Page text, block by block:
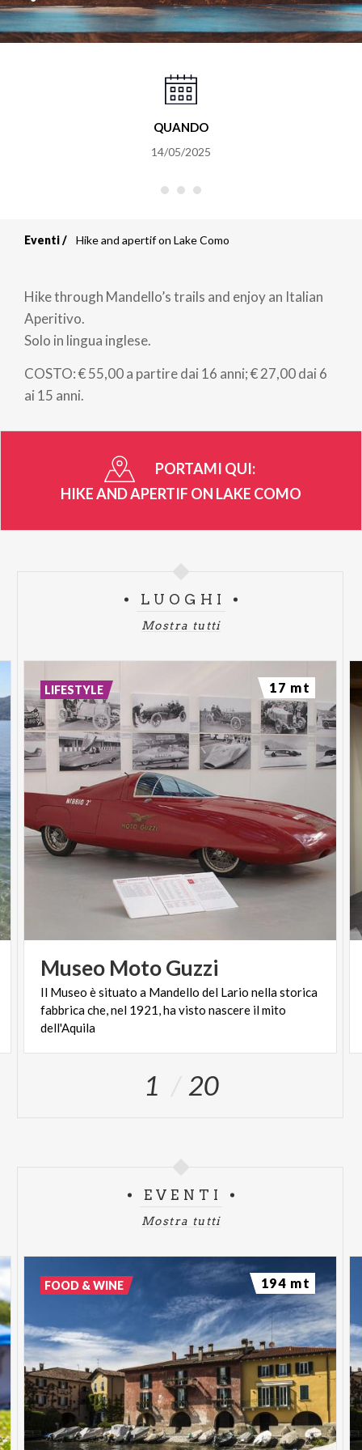
QUANDO
14/05/2025
Briciole
di
pane
Eventi Hike and apertif on Lake Como
Hike through Mandello’s trails and enjoy an Italian
Aperitivo.
Solo in lingua inglese.
COSTO: € 55,00 a partire dai 16 anni; € 27,00 dai 6
ai 15 anni.
PORTAMI QUI:
HIKE AND APERTIF ON LAKE COMO
LUOGHI
Mostra tutti
Museo MotoGuzzi
Il Museo è situato a Mandello del Lario nella storica
fabbrica che, nel 1921, ha visto nascere il mito
dell'Aquila
LIFESTYLE 17 mt
1 20
EVENTI
Mostra tutti
FOOD & WINE 194 mt